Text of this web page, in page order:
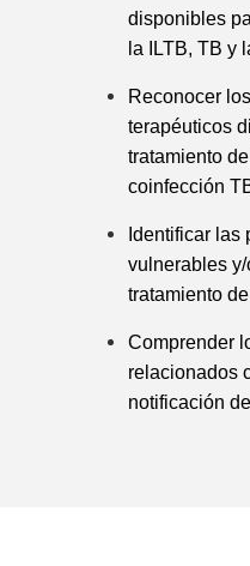
disponibles
la ILTB, TB y
Reconocer
terapéuticos
tratamiento
coinfección
Identificar las
vulnerables y/
tratamiento
Comprender
relacionados
notificación